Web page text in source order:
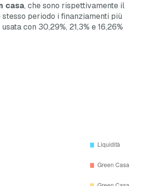
casa, che sono rispettivamente il
periodo i finanziamenti più
con 30,29%, 21,3% e 16,26%